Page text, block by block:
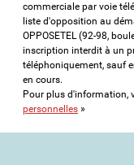
commerciale par voie
liste d'opposition au
OPPOSETEL (92-98,
inscription interdit à un
téléphoniquement, sauf
en cours.
Pour plus d'information,
personnelles »